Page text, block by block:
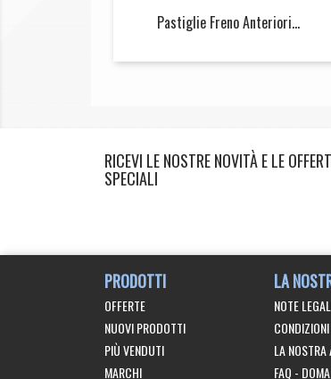
Pastiglie Freno Anteriori...
RICEVI LE NOSTRE NOVITÀ E LE
SPECIALI
PRODOTTI
OFFERTE
NUOVI PRODOTTI
PIÙ VENDUTI
MARCHI
LA
NOTE
LA NOSTRA
FAQ -